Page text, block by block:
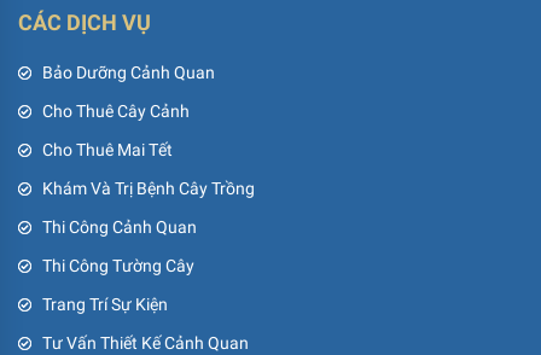
CÁC DỊCH VỤ
Bảo Dưỡng Cảnh Quan
Cho Thuê Cây Cảnh
Cho Thuê Mai Tết
Khám Và Trị Bệnh Cây Trồng
Thi Công Cảnh Quan
Thi Công Tường Cây
Trang Trí Sự Kiện
Tư Vấn Thiết Kế Cảnh Quan